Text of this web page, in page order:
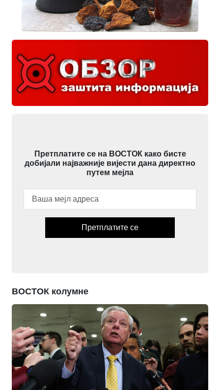
Претплатите се на ВОСТОК како бисте
добијали најважније вијести дана директно
путем мејла
Претплатите се
ВОСТОК колумне